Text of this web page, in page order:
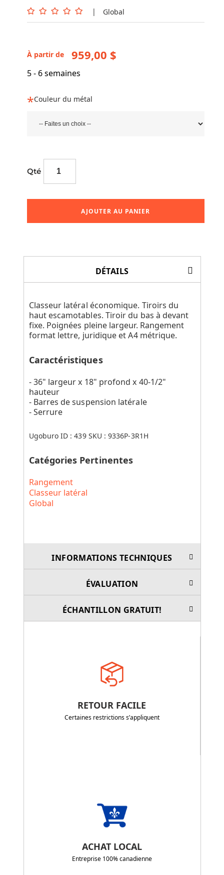
| Global
À partir de 959,00 $
5 - 6 semaines
Couleur du métal
Qté
AJOUTER AU PANIER
DÉTAILS
Classeur latéral économique. Tiroirs du
haut escamotables. Tiroir du bas à devant
fixe. Poignées pleine largeur. Rangement
format lettre, juridique et A4 métrique.
Caractéristiques
- 36" largeur x 18" profond x 40-1/2"
hauteur
- Barres de suspension latérale
- Serrure
Ugoburo ID :439 SKU :9336P-3R1H
Catégories Pertinentes
Rangement
Classeur latéral
Global
INFORMATIONS TECHNIQUES
ÉVALUATION
ÉCHANTILLON GRATUIT!
RETOUR FACILE
Certaines restrictions s’appliquent
ACHAT LOCAL
Entreprise 100% canadienne